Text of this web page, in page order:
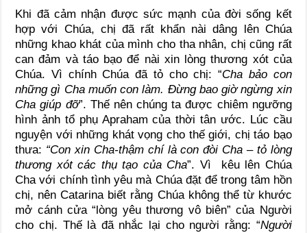
Khi đã cảm nhận được sức mạnh của đời sống kết
hợp với Chúa, chị đã rất khẩn nài dâng lên Chúa
những khao khát của mình cho tha nhân, chị cũng rất
can đảm và táo bạo để nài xin lòng thương xót của
Chúa. Vì chính Chúa đã tỏ cho chị: “Cha bảo con
những gì Cha muốn con làm. Đừng bao giờ ngừng xin
Cha giúp đỡ”. Thế nên chúng ta được chiêm ngưỡng
hình ảnh tổ phụ Apraham của thời tân ước. Lúc cầu
nguyện với những khát vọng cho thế giới, chị táo bạo
thưa: “Con xin Cha-thậm chí là con đòi Cha – tỏ lòng
thương xót các thụ tạo của Cha”. Vì kêu lên Chúa
Cha với chính tình yêu mà Chúa đặt để trong tâm hồn
chị, nên Catarina biết rằng Chúa không thể từ khước
mở cánh cửa “lòng yêu thương vô biên” của Người
cho chị. Thế là đã nhắc lại cho người rằng: “Người